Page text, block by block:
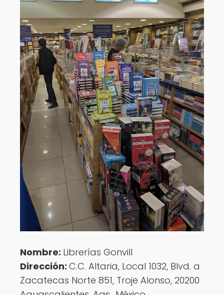
Nombre: Librerías Gonvill
Dirección: C.C. Altaria, Local 1032, Blvd. a
Zacatecas Norte 851, Troje Alonso, 20200